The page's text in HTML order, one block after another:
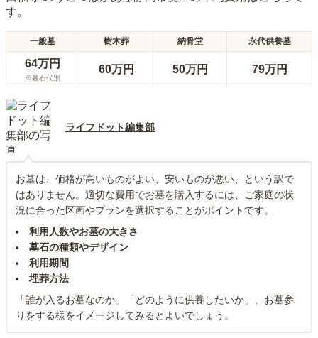
す。
一般墓 樹木葬 納骨堂 永代供養墓
64万円
※墓石代別
60万円 50万円 79万円
ライフドット編集部
お墓は、価格が高いものがよい、安いものが悪い、という訳で
はありません。適切な費用でお墓を購入するには、ご家庭の状
況に合った区画やプランを選択することがポイントです。
利用人数やお墓の大きさ
墓石の種類やデザイン
利用期間
埋葬方法
「誰が入るお墓なのか」「どのように供養したいか」、お墓参
りをする様をイメージしてみるとよいでしょう。